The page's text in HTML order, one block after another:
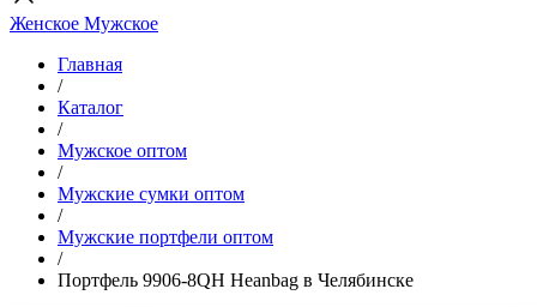
Женское Мужское
Главная
/
Каталог
/
Мужское оптом
/
Мужские сумки оптом
/
Мужские портфели оптом
/
Портфель 9906-8QH Heanbag в Челябинске